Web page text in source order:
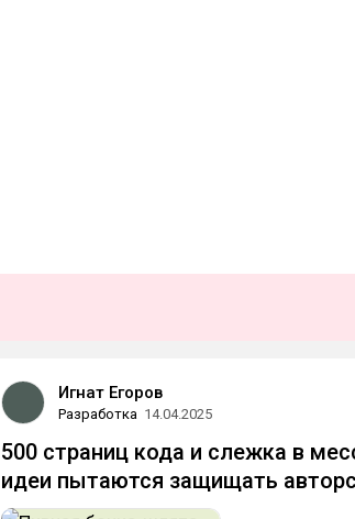
Игнат Егоров
Разработка 14.04.2025
500 страниц кода и слежка в
идеи пытаются защищать